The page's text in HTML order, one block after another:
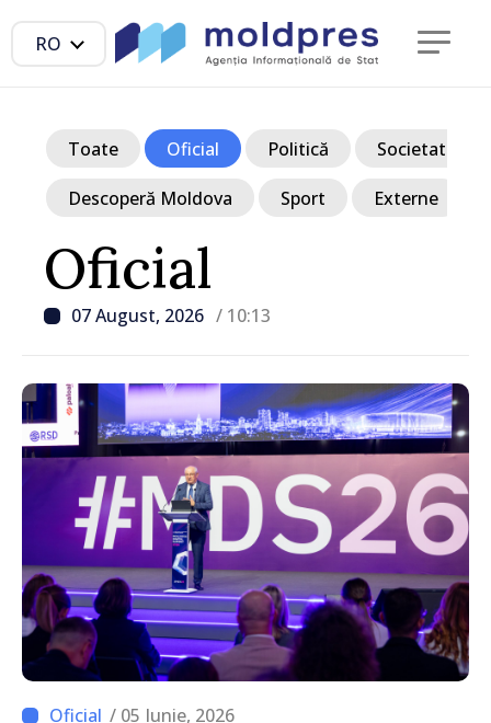
RO
Oficial
07 August, 2026 / 10:13
Toate Oficial Politică Societate
Descoperă Moldova Sport Externe
/ 05 Iunie, 2026